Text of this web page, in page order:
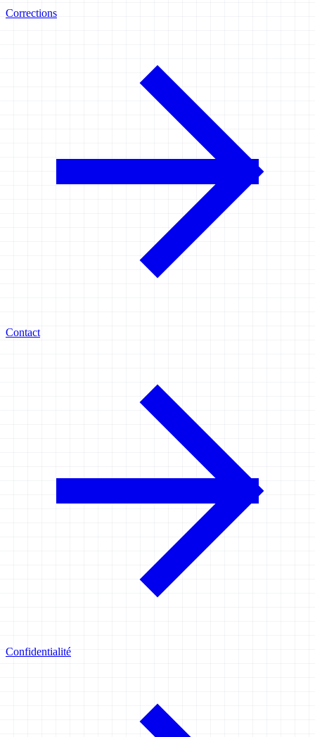
Corrections
Contact
Confidentialité